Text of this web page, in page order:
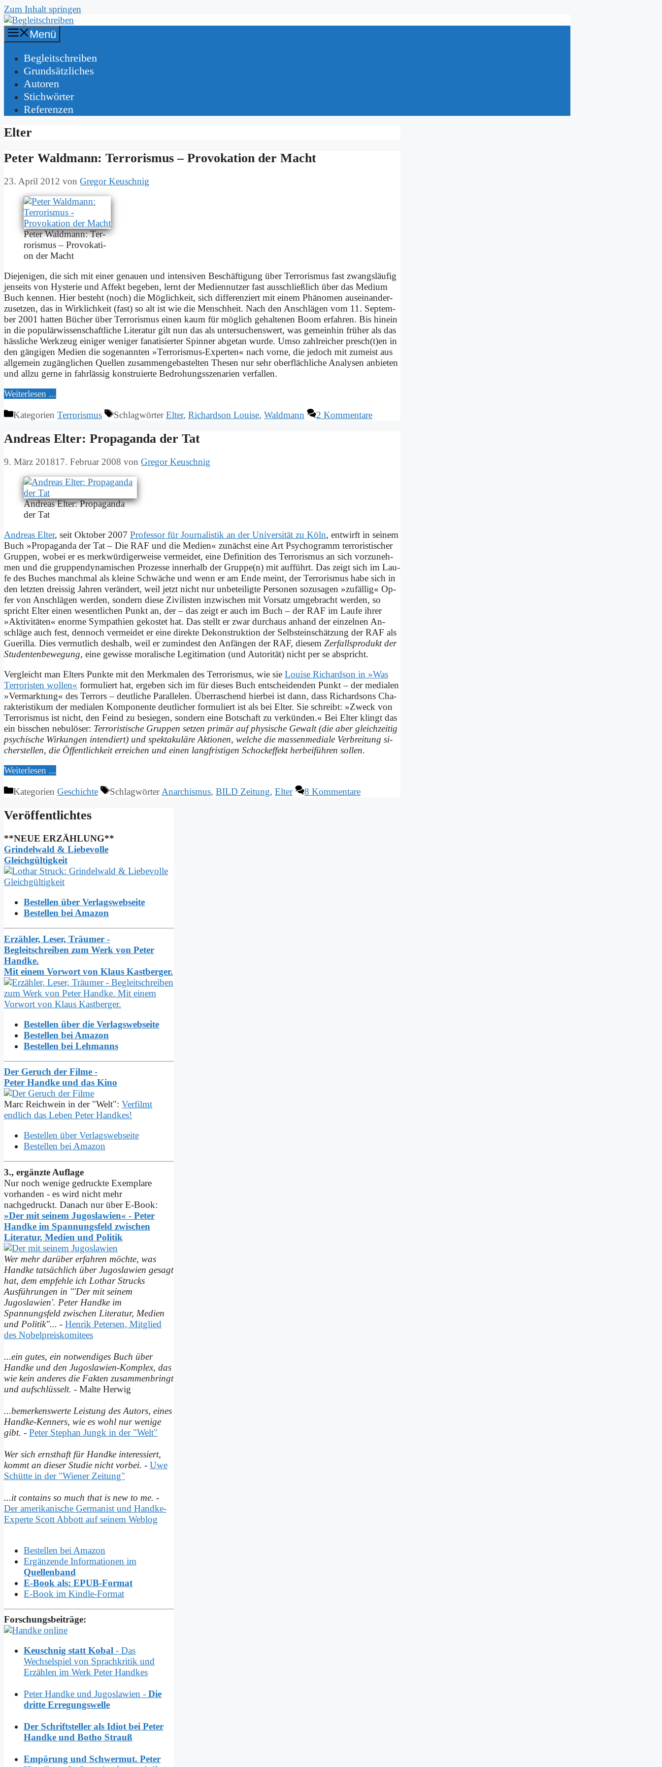
Zum Inhalt springen
Menü
Be­gleit­schrei­ben
Grund­sätz­li­ches
Au­toren
Stich­wör­ter
Re­fe­ren­zen
Elter
Pe­ter Wald­mann: Ter­ro­ris­mus – Pro­vo­ka­ti­on der Macht
23. April 2012 von Gregor Keuschnig
Pe­ter Wald­mann: Ter­
ro­ris­mus – Pro­vo­ka­ti­
on der Macht
Die­je­ni­gen, die sich mit ei­ner ge­nau­en und in­ten­si­ven Be­schäf­ti­gung über Ter­ro­ris­mus fast zwangs­läu­fig
jen­seits von Hy­ste­rie und Af­fekt be­ge­ben, lernt der Me­di­en­nut­zer fast aus­schließ­lich über das Me­di­um
Buch ken­nen. Hier be­steht (noch) die Mög­lich­keit, sich dif­fe­ren­ziert mit ei­nem Phä­no­men aus­ein­an­der­
zu­set­zen, das in Wirk­lichkeit (fast) so alt ist wie die Mensch­heit. Nach den An­schlägen vom 11. Sep­tem­
ber 2001 hat­ten Bü­cher über Ter­ro­ris­mus ei­nen kaum für mög­lich ge­hal­te­nen Boom er­fah­ren. Bis hin­ein
in die po­pu­lär­wis­sen­schaft­li­che Li­te­ra­tur gilt nun das als un­ter­su­chens­wert, was ge­mein­hin frü­her als das
häss­li­che Werk­zeug ei­ni­ger we­ni­ger fa­na­ti­sier­ter Spin­ner ab­ge­tan wur­de. Um­so zahl­rei­cher presch(t)en in
den gän­gi­gen Me­di­en die so­ge­nann­ten »Ter­ro­ris­mus-Ex­per­ten« nach vor­ne, die je­doch mit zu­meist aus
all­ge­mein zu­gäng­li­chen Quel­len zu­sam­men­ge­ba­stel­ten The­sen nur sehr ober­fläch­li­che Ana­ly­sen an­bie­ten
und all­zu ger­ne in fahr­läs­sig kon­stru­ier­te Be­dro­hungs­sze­na­ri­en ver­fal­len.
Wei­ter­le­sen ...
Kategorien Terrorismus SchlagwörterElter, Richardson Louise, Waldmann 2 Kommentare
An­dre­as El­ter: Pro­pa­gan­da der Tat
9. März 201817. Februar 2008 von Gregor Keuschnig
An­dre­as El­ter: Pro­pa­gan­da
der Tat
An­dre­as El­ter, seit Ok­to­ber 2007 Pro­fes­sor für Jour­na­li­stik an der Uni­ver­si­tät zu Köln, ent­wirft in sei­nem
Buch »Pro­pa­gan­da der Tat – Die RAF und die Me­di­en« zu­nächst ei­ne Art Psy­cho­gramm ter­ro­ri­sti­scher
Grup­pen, wo­bei er es merk­wür­di­ger­wei­se ver­mei­det, ei­ne De­fi­ni­ti­on des Ter­ro­ris­mus an sich vor­zu­neh­
men und die grup­pen­dy­na­mi­schen Pro­zes­se in­ner­halb der Gruppe(n) mit auf­führt. Das zeigt sich im Lau­
fe des Bu­ches manch­mal als klei­ne Schwä­che und wenn er am En­de meint, der Ter­ro­ris­mus ha­be sich in
den letz­ten drei­ssig Jah­ren ver­än­dert, weil jetzt nicht nur un­be­tei­lig­te Per­so­nen so­zu­sa­gen »zu­fäl­lig« Op­
fer von An­schlä­gen wer­den, son­dern die­se Zi­vi­li­sten in­zwi­schen mit Vor­satz um­ge­bracht wer­den, so
spricht El­ter ei­nen we­sent­li­chen Punkt an, der – das zeigt er auch im Buch – der RAF im Lau­fe ih­rer
»Ak­ti­vi­tä­ten« enor­me Sym­pa­thien ge­ko­stet hat. Das stellt er zwar durch­aus an­hand der ein­zel­nen An­
schlä­ge auch fest, den­noch ver­mei­det er ei­ne di­rek­te De­kon­struk­ti­on der Selbst­ein­schät­zung der RAF als
Gue­ril­la. Dies ver­mut­lich des­halb, weil er zu­min­dest den An­fän­gen der RAF, die­sem Zer­falls­pro­dukt der
Stu­den­ten­be­we­gung, ei­ne ge­wis­se mo­ra­li­sche Le­gi­ti­ma­ti­on (und Au­to­ri­tät) nicht per se ab­spricht.
Ver­gleicht man El­ters Punk­te mit den Merk­ma­len des Ter­ro­ris­mus, wie sie Loui­se Ri­chard­son in »Was
Ter­ro­ri­sten wol­len« for­mu­liert hat, er­ge­ben sich im für die­ses Buch ent­schei­den­den Punkt – der me­dia­len
»Ver­mark­tung« des Ter­rors – deut­li­che Par­al­le­len. Über­ra­schend hier­bei ist dann, dass Ri­chard­sons Cha­
rak­te­ri­sti­kum der me­dia­len Kom­po­nen­te deut­li­cher for­mu­liert ist als bei El­ter. Sie schreibt: »Zweck von
Ter­ro­ris­mus ist nicht, den Feind zu be­sie­gen, son­dern ei­ne Bot­schaft zu ver­kün­den.« Bei El­ter klingt das
ein biss­chen ne­bu­lö­ser: Ter­ro­ri­sti­sche Grup­pen set­zen pri­mär auf phy­si­sche Ge­walt (die aber gleich­zei­tig
psy­chi­sche Wir­kun­gen in­ten­diert) und spek­ta­ku­lä­re Ak­tio­nen, wel­che die mas­sen­me­dia­le Ver­brei­tung si­
cher­stel­len, die Öf­fent­lich­keit er­rei­chen und ei­nen lang­fri­sti­gen Schock­ef­fekt her­bei­füh­ren sol­len.
Wei­ter­le­sen ...
Kategorien Geschichte SchlagwörterAnarchismus, BILD Zeitung, Elter 8 Kommentare
Ver­öf­fent­lich­tes
**NEUE ERZÄHLUNG**
Grindelwald & Liebevolle
Gleichgültigkeit
Bestellen über Verlagswebseite
Bestellen bei Amazon
Erzähler, Leser, Träumer -
Begleitschreiben zum Werk von Peter
Handke.
Mit einem Vorwort von Klaus Kastberger.
Bestellen über die Verlagswebseite
Bestellen bei Amazon
Bestellen bei Lehmanns
Der Geruch der Filme -
Peter Handke und das Kino
Marc Reichwein in der "Welt": Verfilmt
endlich das Leben Peter Handkes!
Bestellen über Verlagswebseite
Bestellen bei Amazon
3., ergänzte Auflage
Nur noch wenige gedruckte Exemplare
vorhanden - es wird nicht mehr
nachgedruckt. Danach nur über E-Book:
»Der mit seinem Jugoslawien« - Peter
Handke im Spannungs­feld zwischen
Literatur, Medien und Politik
Wer mehr darüber erfahren möchte, was
Handke tatsächlich über Jugoslawien gesagt
hat, dem empfehle ich Lothar Strucks
Ausführungen in "'Der mit seinem
Jugoslawien'. Peter Handke im
Spannungsfeld zwischen Literatur, Medien
und Politik"... - Henrik Petersen, Mitglied
des Nobelpreiskomitees
...ein gutes, ein notwendiges Buch über
Handke und den Jugoslawien-Komplex, das
wie kein anderes die Fakten zusammenbringt
und auf­schlüsselt. - Malte Herwig
...bemerkenswerte Leistung des Autors, eines
Handke-Kenners, wie es wohl nur wenige
gibt. - Peter Stephan Jungk in der "Welt"
Wer sich ernsthaft für Handke interessiert,
kommt an dieser Studie nicht vorbei. - Uwe
Schütte in der "Wiener Zeitung"
...it contains so much that is new to me. -
Der amerikanische Germanist und Handke-
Experte Scott Abbott auf seinem Weblog
Bestellen bei Amazon
Ergänzende Informationen im
Quellenband
E-Book als: EPUB-Format
E-Book im Kindle-Format
Forschungsbeiträge:
Keuschnig statt Kobal - Das
Wechselspiel von Sprachkritik und
Erzählen im Werk Peter Handkes
Peter Handke und Jugoslawien - Die
dritte Erregungswelle
Der Schriftsteller als Idiot bei Peter
Handke und Botho Strauß
Empörung und Schwermut. Peter